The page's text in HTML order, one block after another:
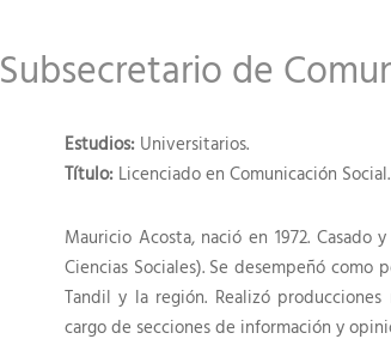
Subsecretario de
Estudios: Universitarios.
Título: Licenciado en Comunicación Social.
Mauricio Acosta, nació en 1972.
Ciencias Sociales). Se desempeñó
Tandil y la región. Realizó
cargo de secciones de información y